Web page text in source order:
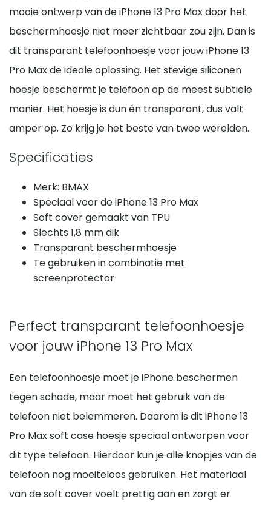
mooie ontwerp van de iPhone 13 Pro Max door het
beschermhoesje niet meer zichtbaar zou zijn. Dan is
dit transparant telefoonhoesje voor jouw iPhone 13
Pro Max de ideale oplossing. Het stevige siliconen
hoesje beschermt je telefoon op de meest subtiele
manier. Het hoesje is dun én transparant, dus valt
amper op. Zo krijg je het beste van twee werelden.
Specificaties
Merk: BMAX
Speciaal voor de iPhone 13 Pro Max
Soft cover gemaakt van TPU
Slechts 1,8 mm dik
Transparant beschermhoesje
Te gebruiken in combinatie met
screenprotector
Perfect transparant telefoonhoesje
voor jouw iPhone 13 Pro Max
Een telefoonhoesje moet je iPhone beschermen
tegen schade, maar moet het gebruik van de
telefoon niet belemmeren. Daarom is dit iPhone 13
Pro Max soft case hoesje speciaal ontworpen voor
dit type telefoon. Hierdoor kun je alle knopjes van de
telefoon nog moeiteloos gebruiken. Het materiaal
van de soft cover voelt prettig aan en zorgt er